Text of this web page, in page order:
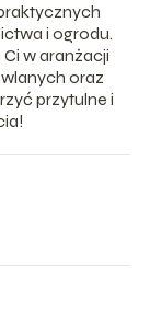
i ogrodu.
w aranżacji
oraz
przytulne i